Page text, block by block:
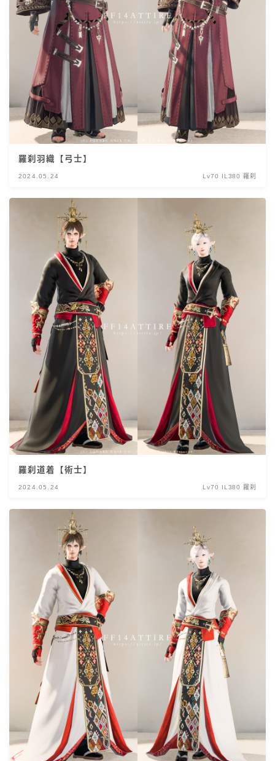
羅刹羽織【弓士】
2024.05.24 Lv70 IL380 羅刹
羅刹道着【術士】
2024.05.24 Lv70 IL380 羅刹